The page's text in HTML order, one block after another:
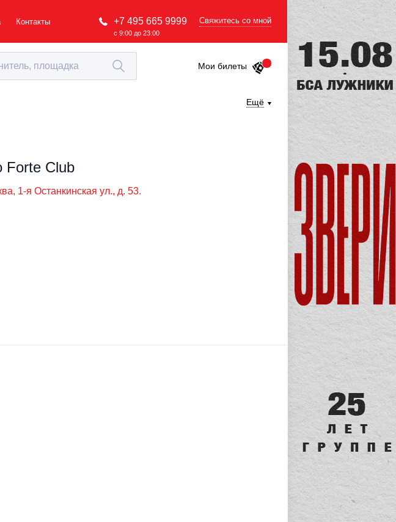
Контакты +7 495 665 9999
с 9:00 до 23:00
Свяжитесь со мной
Мои билеты
Ещё
Forte Club
1-я Останкинская ул., д. 53.